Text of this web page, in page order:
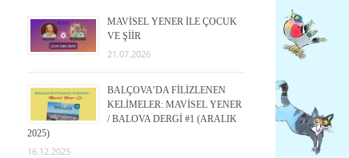
MAVİSEL YENER İLE ÇOCUK
VE ŞİİR
21.07.2026
BALÇOVA’DA FİLİZLENEN
KELİMELER: MAVİSEL YENER
/ BALOVA DERGİ #1 (ARALIK
2025)
16.12.2025